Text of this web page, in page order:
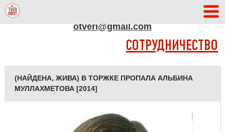
otveri@gmail.com
СОТРУДНИЧЕСТВО
(НАЙДЕНА, ЖИВА) В ТОРЖКЕ ПРОПАЛА АЛЬБИНА
МУЛЛАХМЕТОВА [2014]